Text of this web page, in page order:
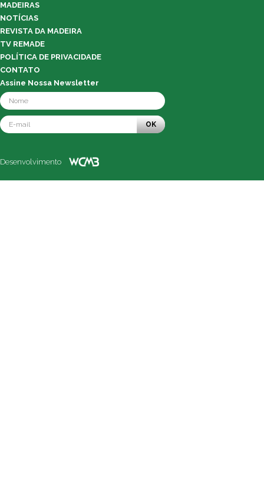
MADEIRAS
NOTÍCIAS
REVISTA DA MADEIRA
TV REMADE
POLÍTICA DE PRIVACIDADE
CONTATO
Assine Nossa Newsletter
OK
Desenvolvimento